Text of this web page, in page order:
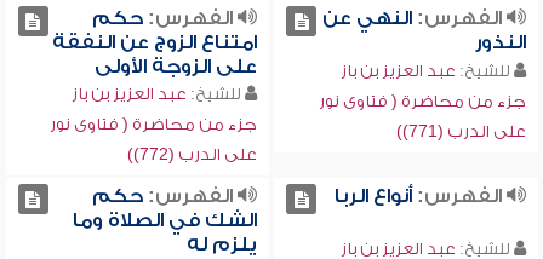
الفهرس:النهي عن
النذور
للشيخ: عبد العزيز بن باز
جزء من محاضرة ( فتاوى نور
على الدرب (771))
الفهرس:حكم
امتناع الزوج عن النفقة
على الزوجة الأولى
للشيخ: عبد العزيز بن باز
جزء من محاضرة ( فتاوى نور
على الدرب (772))
الفهرس:أنواع الربا
للشيخ: عبد العزيز بن باز
الفهرس:حكم
الشك في الصلاة وما
يلزم له